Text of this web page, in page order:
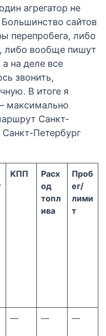
агрегатор не
сайтов
перепробега, либо
либо вообще пишут
на деле все
звонить,
В итоге я
максимально
Санкт-
Петербург
КПП
Расх
од
топл
ива
Проб
ег/
лими
т
— — —